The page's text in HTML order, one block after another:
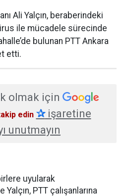
Ali Yalçın, beraberindeki
ile mücadele sürecinde
bulunan PTT Ankara
etti.
olmak için
edin ✰işaretine
unutmayın
uyularak
PTT çalışanlarına